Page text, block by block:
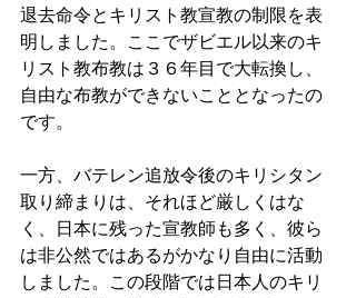
退去命令とキリスト教宣教の制限を表
明しました。ここでザビエル以来のキ
リスト教布教は３６年目で大転換し、
自由な布教ができないこととなったの
です。
一方、バテレン追放令後のキリシタン
取り締まりは、それほど厳しくはな
く、日本に残った宣教師も多く、彼ら
は非公然ではあるがかなり自由に活動
しました。この段階では日本人のキリ